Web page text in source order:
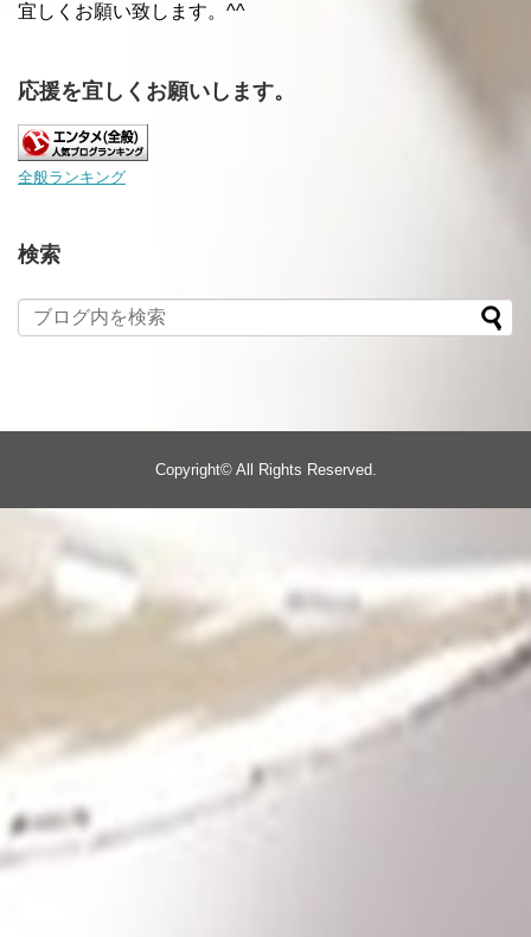
宜しくお願い致します。^^
応援を宜しくお願いします。
全般ランキング
検索
Copyright© All Rights Reserved.